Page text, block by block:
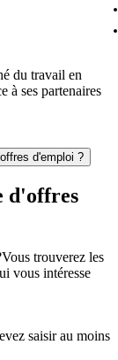
du travail en
à ses partenaires
d'emploi ?
d'offres
Vous trouverez les
vous intéresse
saisir au moins